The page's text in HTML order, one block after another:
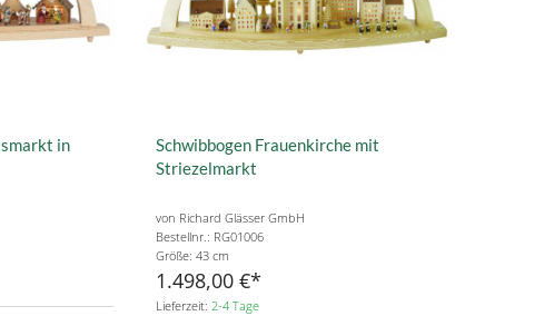
in
Schwibbogen Frauenkirche mit
Striezelmarkt
von Richard Glässer GmbH
Bestellnr.: RG01006
Größe: 43 cm
1.498,00 €
Lieferzeit: 2-4 Tage